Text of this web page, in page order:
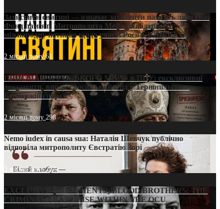
Захистити святині — означає захистити пам’ять людства:
Фонд пам’яті Митрополита Мефодія підтримує
міжнародну петицію щодо участі Росії в ЮНЕСКО
2 місяці тому61
ПРИСМАК «РУССЬКОГО МІРА» в ПЦУ: ексклюзивні
документи, вирок і російський слід у Тернопільсько-
Бучацькій єпархії
2 місяці тому 298
Nemo iudex in causa sua: Наталія Шевчук публічно
відповіла митрополиту Євстратію Зорі
3 місяці тому214
EXCLUSIVE (DOCUMENTS)/BLOOD BROTHERS: THE
CRIMINAL FRANCHISE WITHIN THE OCU